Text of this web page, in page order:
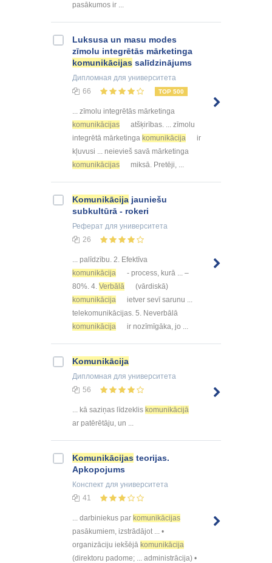
pasākumos ir ...
Luksusa un masu modes
zīmolu integrētās mārketinga
komunikācijas salīdzinājums
Дипломная для университета
66
TOP 500
... zīmolu integrētās mārketinga
komunikācijas
atšķirības. ... zīmolu
integrētā mārketinga komunikācija
ir
kļuvusi ... neievieš savā mārketinga
komunikācijas
miksā. Pretēji, ...
Komunikācija jauniešu
subkultūrā - rokeri
Реферат для университета
26
... palīdzību. 2. Efektīva
komunikācija
- process, kurā ... –
80%. 4. Verbālā
(vārdiskā)
komunikācija
ietver sevī sarunu ...
telekomunikācijas. 5. Neverbālā
komunikācija
ir nozīmīgāka, jo ...
Komunikācija
Дипломная для университета
56
... kā saziņas līdzeklis komunikācijā
ar patērētāju, un ...
Komunikācijas teorijas.
Apkopojums
Конспект для университета
41
... darbiniekus par komunikācijas
pasākumiem, izstrādājot ... •
organizāciju iekšējā komunikācija
(direktoru padome; ... administrācija) •